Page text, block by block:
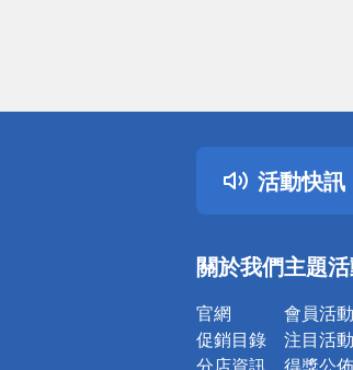
活動快訊
關於我們
官網
促銷目錄
主題
會員活動
注目活動